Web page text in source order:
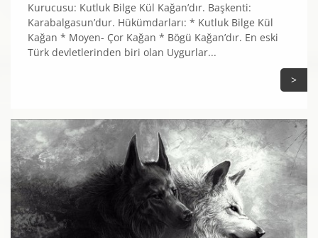
Kurucusu: Kutluk Bilge Kül Kağan’dır. Başkenti:
Karabalgasun’dur. Hükümdarları: * Kutluk Bilge Kül
Kağan * Moyen- Çor Kağan * Bögü Kağan’dır. En eski
Türk devletlerinden biri olan Uygurlar...
>